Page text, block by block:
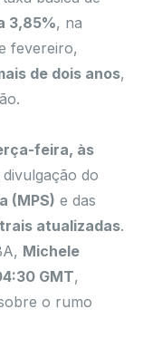
3,85%, na
fevereiro,
de dois anos,
feira, às
do
(MPS) e das
atualizadas.
Michele
GMT,
o rumo